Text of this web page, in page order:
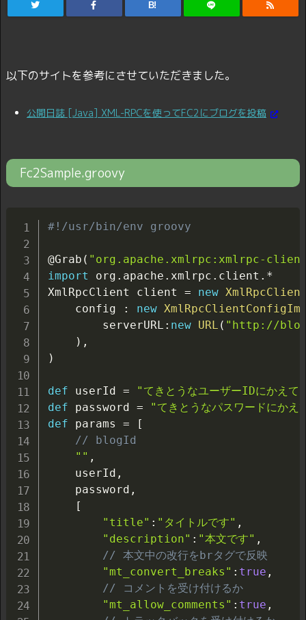
B!
以下のサイトを参考にさせていただきました。
公開日誌 [Java] XML-RPCを使ってFC2にブログを投稿
Fc2Sample.groovy
#!/usr/bin/env groovy
@Grab ( "org.apache.xmlrpc:xmlrpc-
import org . apache . xmlrpc . client . *
XmlRpcClient client = new
    config
: new
        serverURL
: new URL ( "http://
) ,
)
def userId =
"てきとうなユーザーIDにかえて
def password =
"てきとうなパスワードにかえ
def params =
[
// blogId
"" ,
    userId
,
    password
,
[
"title" : "タイトルです" ,
"description" : "本文です" ,
// 本文中の改行をbrタグで反映
"mt_convert_breaks" : true ,
// コメントを受け付けるか
"mt_allow_comments" : true ,